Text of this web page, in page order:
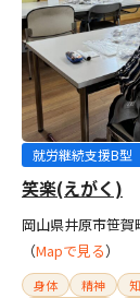
就労継続支援B型
笑楽(えがく)
岡山県井原市笹賀
（Mapで見る）
身体 精神